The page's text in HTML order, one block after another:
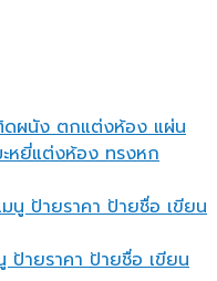
ผนัง ตกแต่งห้อง แผ่น
หยี่แต่งห้อง ทรงหก
ป้ายราคา ป้ายชื่อ เขียน